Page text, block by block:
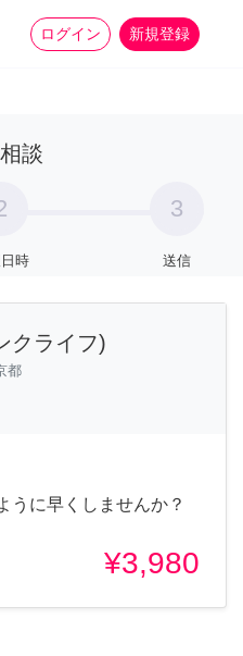
ログイン 新規登録
家事 more_horiz
談
時
3
送信
クライフ)
都
うに早くしませんか？
¥3,980